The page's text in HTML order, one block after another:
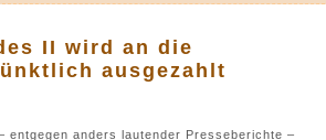
II wird an die
ausgezahlt
anders lautender Presseberichte –